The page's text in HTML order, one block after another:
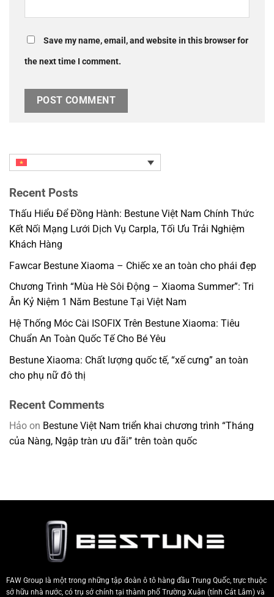
Save my name, email, and website in this browser for
the next time I comment.
Recent Posts
Thấu Hiểu Để Đồng Hành: Bestune Việt Nam Chính Thức
Kết Nối Mạng Lưới Dịch Vụ Carpla, Tối Ưu Trải Nghiệm
Khách Hàng
Fawcar Bestune Xiaoma – Chiếc xe an toàn cho phái đẹp
Chương Trình “Mùa Hè Sôi Động – Xiaoma Summer”: Tri
Ân Kỷ Niệm 1 Năm Bestune Tại Việt Nam
Hệ Thống Móc Cài ISOFIX Trên Bestune Xiaoma: Tiêu
Chuẩn An Toàn Quốc Tế Cho Bé Yêu
Bestune Xiaoma: Chất lượng quốc tế, “xế cưng” an toàn
cho phụ nữ đô thị
Recent Comments
Hảo on Bestune Việt Nam triển khai chương trình “Tháng
của Nàng, Ngập tràn ưu đãi” trên toàn quốc
FAW Group là một trong những tập đoàn ô tô hàng đầu Trung Quốc, trực thuộc
sở hữu nhà nước, có trụ sở chính tại thành phố Trường Xuân (tỉnh Cát Lâm) và